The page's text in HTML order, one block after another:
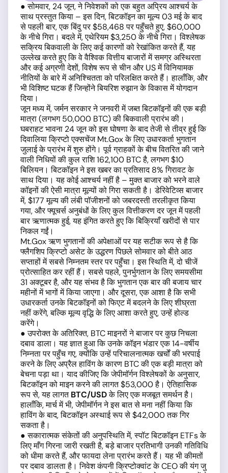
● सोमवार, 24 जून, ने निवेशकों को एक बहुत अप्रिय आश्चर्य के
साथ प्रस्तुत किया – इस दिन, बिटकॉइन का मूल्य 03 मई के बाद
से पहली बार, एक बिंदु पर $58,468 पर पहुँचते हुए, $60,000
के नीचे गिरा। बदले में, एथेरियम $3,250 के नीचे गिरा। विश्लेषक
सक्रिय बिकवाली के लिए कई कारणों को रेखांकित करते हैं, यह
उल्लेख करते हुए कि वे वैश्विक वित्तीय बाजारों में समग्र अस्थिरता
और कई अग्रणी देशों, विशेष रूप से चीन और US में विनियामक
नीतियों के बारे में अनिश्चितता को परिलक्षित करते हैं। हालाँकि, और
भी विशिष्ट घटक हैं जिन्होंने बियरिश रुझान के विकास में योगदान
दिया।
जून मध्य में, जर्मन सरकार ने जनवरी में जब्त बिटकॉइनों की एक बड़ी
मात्रा (लगभग 50,000 BTC) की बिकवाली प्रारंभ की।
घबराहट भावना 24 जून को इस घोषणा के बाद तेजी से तीव्र हुई कि
दिवालिया क्रिप्टो एक्सचेंज Mt.Gox के लिए उधारकर्ता भुगतान
जुलाई के प्रारंभ में शुरु होंगे। पूर्व ग्राहकों के बीच वितरित की जाने
वाली निधियों की कुल राशि 162,100 BTC है, लगभग $10
बिलियन। बिटकॉइन ने इस खबर का प्रतिसाद 8% गिरावट के
साथ दिया। यह कोई आश्चर्य नहीं है – मुक्त बाजार को भरने वाले
कॉइनों की ऐसी मात्रा मूल्यों को गिरा सकती है। डेरिवेटिव्स बाजार
में, $177 मूल्य की लंबी पॉजीशनों को जबरदस्ती तरलीकृत किया
गया, और फ्यूचर्स अनुबंधों के लिए कुल वित्तीकरण दर जून में पहली
बार ऋणात्मक हुई, यह इंगित करते हुए कि बिक्रियाँ खरीदों से पार
निकल गईं।
Mt.Gox ऋण भुगतानों की अपेक्षाओं पर यह सटीक रूप से है कि
फ्लैगशिप क्रिप्टो असेट के उद्धरण पिछले सोमवार को बीते आठ
सप्ताहों में सबसे निम्नतम स्तर पर पहुँचा। इस स्थिति में, दो चीजें
प्रोत्साहित कर रहीं हैं। सबसे पहले, पुनर्भुगतान के लिए समयसीमा
31 अक्टूबर है, और यह संभव है कि भुगतान एक बार की बजाय चार
महीनों में भागों में किया जाएगा। और दूसरा, एक आशा है कि सभी
उधारकर्ता उनके बिटकॉइनों को फिएट में बदलने के लिए शीघ्रता
नहीं करेंगे, बल्कि मूल्य वृद्धि के लिए आशा करते हुए, उन्हें होल्ड
करेंगे।
● उपरोक्त के अतिरिक्त, BTC माइनरों ने बाजार पर कुछ निचला
दबाव डाला। यह ज्ञात हुआ कि उनके कॉइन भंडार एक 14-वर्षीय
निम्नता पर पहुँच गए, क्योंकि उन्हें परिचालनात्मक खर्चों की भरपाई
करने के लिए अप्रैल हाविंग के कारण BTC की एक बड़ी मात्रा को
बेचना पड़ा था। याद कीजिए कि जेपीमॉर्गन विश्लेषकों के अनुसार,
बिटकॉइन को माइन करने की लागत $53,000 है। ऐतिहासिक
रूप से, यह लागतBTC/USDके लिए एक मजबूत समर्थन है।
हालाँकि, मार्च में भी, जेपीमॉर्गन ने इस बात से मना नहीं किया कि
हाविंग के बाद, बिटकॉइन अस्थाई रूप से $42,000 तक गिर
सकता है।
● सकारात्मक संकेतों की अनुपस्थिति में, स्पॉट बिटकॉइन ETFs के
लिए माँग गिरना जारी रखती है, बड़े बाजार प्रतिभागी उनकी गतिविधि
को धीमा करते हैं, और फायदा लेना प्रारंभ करते हैं। यह भी कीमतों
पर दबाव डालता है। निवेश कंपनी क्रिप्टोक्वांट के CEO की यंग जु